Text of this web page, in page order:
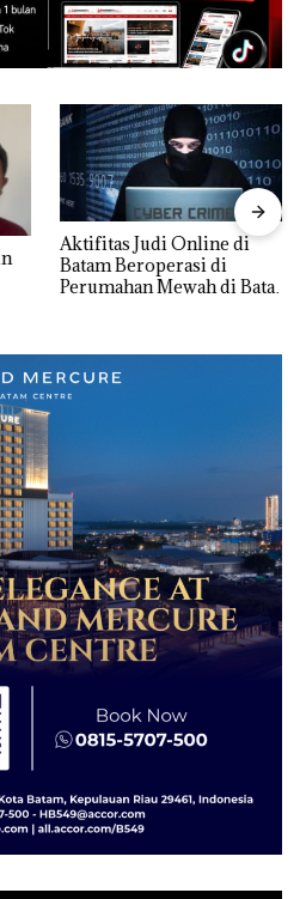
Aktifitas Judi Online di
Batam Beroperasi di
Perumahan Mewah di Batam